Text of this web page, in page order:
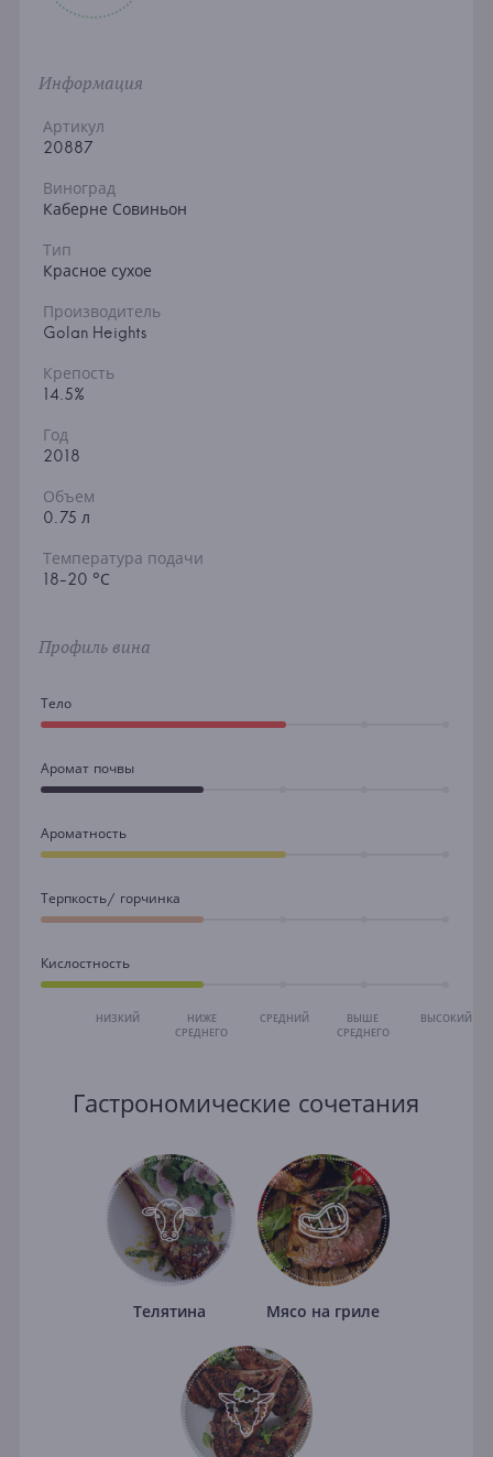
Информация
Артикул
20887
Виноград
Каберне Совиньон
Тип
Красное сухое
Производитель
Golan Heights
Крепость
14.5%
Год
2018
Объем
0.75 л
Температура подачи
18-20 °С
Профиль вина
Тело
Аромат почвы
Ароматность
Терпкость/ горчинка
Кислостность
НИЗКИЙ
НИЖЕ
СРЕДНЕГО
СРЕДНИЙ
ВЫШЕ
СРЕДНЕГО
ВЫСОКИЙ
Гастрономические сочетания
Телятина Мясо на гриле